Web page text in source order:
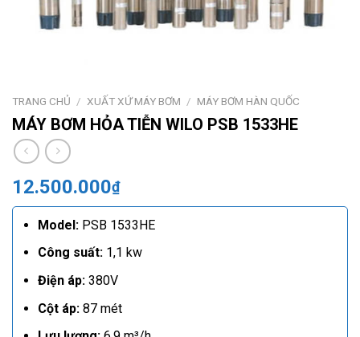
TRANG CHỦ / XUẤT XỨ MÁY BƠM / MÁY BƠM HÀN QUỐC
MÁY BƠM HỎA TIỄN WILO PSB 1533HE
12.500.000₫
Model:PSB 1533HE
Công suất:1,1 kw
Điện áp:380V
Cột áp:87 mét